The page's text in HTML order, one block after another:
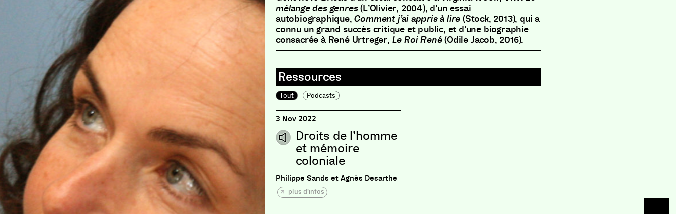
mélange des genres (L’Olivier, 2004), d’un essai
autobiographique, Comment j’ai appris à lire (Stock, 2013), qui a
connu un grand succès critique et public, et d’une biographie
consacrée à René Urtreger, Le Roi René (Odile Jacob, 2016).
Tout Podcasts
3 Nov 2022
Droits de l’homme
et mémoire
coloniale
Philippe Sands et Agnès Desarthe
plus d'infos